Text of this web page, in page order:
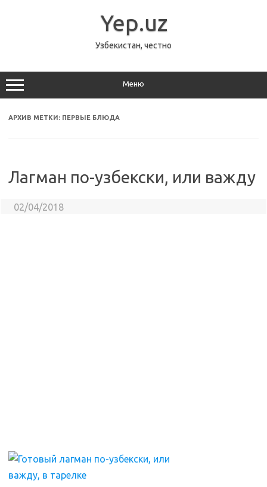
Yep.uz
Узбекистан, честно
Меню
АРХИВ МЕТКИ: ПЕРВЫЕ БЛЮДА
Лагман по-узбекски, или важду
02/04/2018